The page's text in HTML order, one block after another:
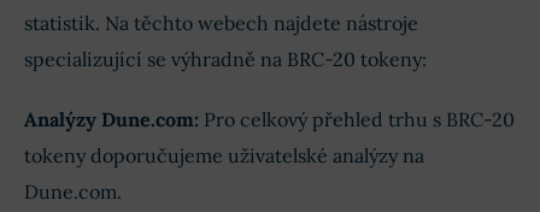
statistik. Na těchto webech najdete nástroje
specializující se výhradně na BRC-20 tokeny:
Analýzy Dune.com: Pro celkový přehled trhu s BRC-20
tokeny doporučujeme uživatelské analýzy na
Dune.com.